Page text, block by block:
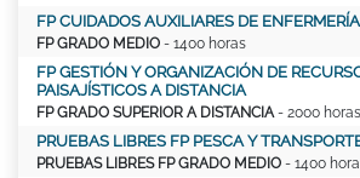
FP CUIDADOS AUXILIARES DE ENFERMERÍA
FP GRADO MEDIO - 1400 horas
FP GESTIÓN Y ORGANIZACIÓN DE
PAISAJÍSTICOS A DISTANCIA
FP GRADO SUPERIOR A DISTANCIA- 2000 horas
PRUEBAS LIBRES FP PESCA Y
PRUEBAS LIBRES FP GRADO MEDIO - 1400